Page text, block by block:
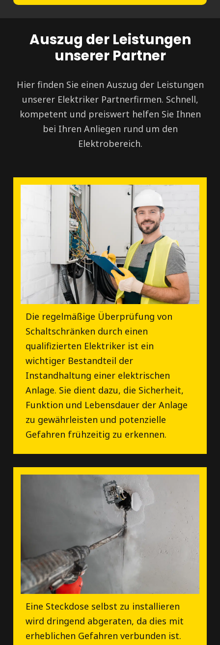
Auszug der Leistungen
unserer Partner
Hier finden Sie einen Auszug der Leistungen
unserer Elektriker Partnerfirmen. Schnell,
kompetent und preiswert helfen Sie Ihnen
bei Ihren Anliegen rund um den
Elektrobereich.
Die regelmäßige Überprüfung von
Schaltschränken durch einen
qualifizierten Elektriker ist ein
wichtiger Bestandteil der
Instandhaltung einer elektrischen
Anlage. Sie dient dazu, die Sicherheit,
Funktion und Lebensdauer der Anlage
zu gewährleisten und potenzielle
Gefahren frühzeitig zu erkennen.
Eine Steckdose selbst zu installieren
wird dringend abgeraten, da dies mit
erheblichen Gefahren verbunden ist.